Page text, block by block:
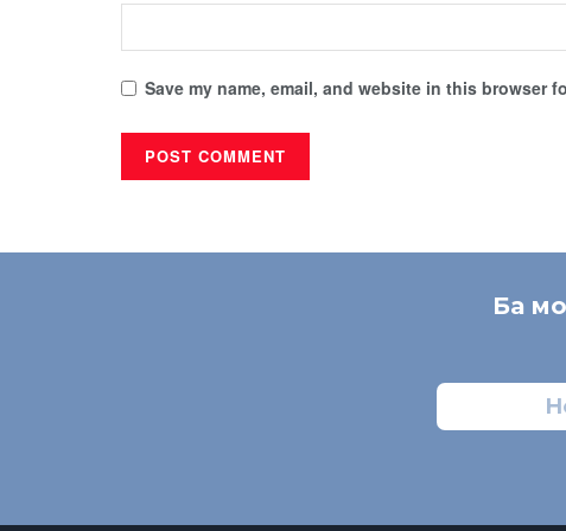
Save my name, email, and website in this browser
Ба